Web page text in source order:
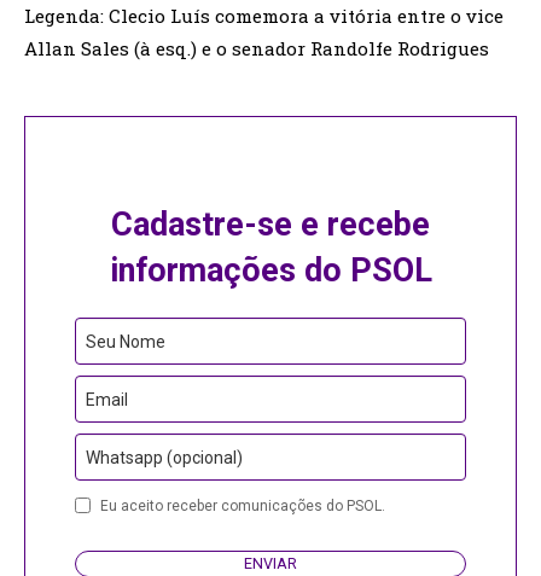
Legenda: Clecio Luís comemora a vitória entre o vice
Allan Sales (à esq.) e o senador Randolfe Rodrigues
Cadastre-se e recebe
informações do PSOL
Your
Website
Seu Nome
Email
Whatsapp (opcional)
Eu aceito receber comunicações do PSOL.
ENVIAR